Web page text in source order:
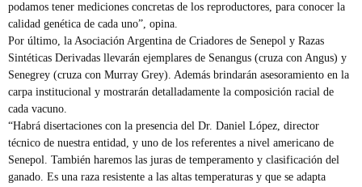
podamos tener mediciones concretas de los reproductores, para conocer la
calidad genética de cada uno”, opina.
Por último, la Asociación Argentina de Criadores de Senepol y Razas
Sintéticas Derivadas llevarán ejemplares de Senangus (cruza con Angus) y
Senegrey (cruza con Murray Grey). Además brindarán asesoramiento en la
carpa institucional y mostrarán detalladamente la composición racial de
cada vacuno.
“Habrá disertaciones con la presencia del Dr. Daniel López, director
técnico de nuestra entidad, y uno de los referentes a nivel americano de
Senepol. También haremos las juras de temperamento y clasificación del
ganado. Es una raza resistente a las altas temperaturas y que se adapta